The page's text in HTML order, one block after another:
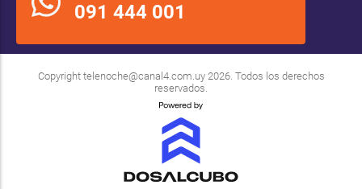
091 444 001
Copyright telenoche@canal4.com.uy2026. Todos los derechos
reservados.